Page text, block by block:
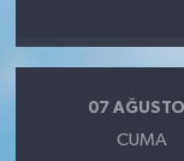
07
CUMA